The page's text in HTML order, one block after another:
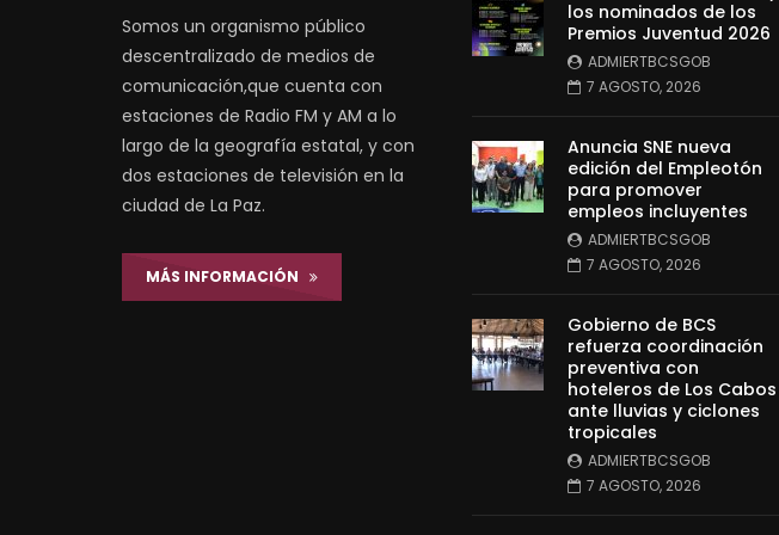
Somos un organismo público
descentralizado de medios de
comunicación,que cuenta con
estaciones de Radio FM y AM a lo
largo de la geografía estatal, y con
dos estaciones de televisión en la
ciudad de La Paz.
MÁS INFORMACIÓN
los nominados de los
Premios Juventud 2026
ADMIERTBCSGOB
7 AGOSTO, 2026
Anuncia SNE nueva
edición del Empleotón
para promover
empleos incluyentes
ADMIERTBCSGOB
7 AGOSTO, 2026
Gobierno de BCS
refuerza coordinación
preventiva con
hoteleros de Los Cabos
ante lluvias y ciclones
tropicales
ADMIERTBCSGOB
7 AGOSTO, 2026